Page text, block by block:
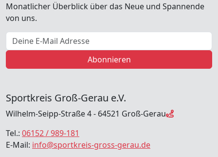
Monatlicher Überblick über das Neue und Spannende
von uns.
E-Mail Adresse
Abonnieren
Sportkreis Groß-Gerau e.V.
Wilhelm-Seipp-Straße 4 - 64521 Groß-Gerau
Tel.: 06152 / 989-181
E-Mail: info@sportkreis-gross-gerau.de